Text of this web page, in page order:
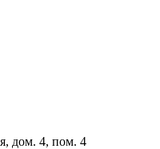
дом. 4, пом. 4